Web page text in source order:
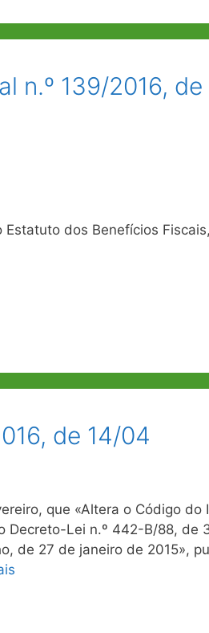
n.º 139/2016, de
dos Benefícios Fiscais,
de 14/04
que «Altera o Código do
Decreto-Lei n.º 442-B/88, de
de 27 de janeiro de 2015»,